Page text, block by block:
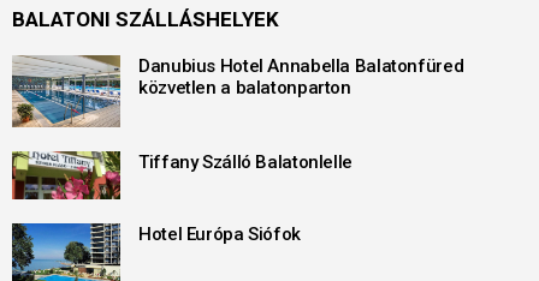
BALATONI SZÁLLÁSHELYEK
Danubius Hotel Annabella Balatonfüred
közvetlen a balatonparton
Tiffany Szálló Balatonlelle
Hotel Európa Siófok